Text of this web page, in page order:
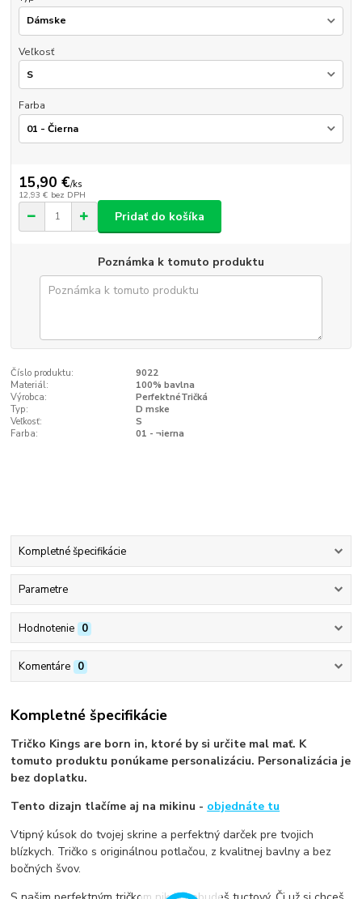
Veľkosť
Farba
15,90 €/ks
12,93 € bez DPH
Pridať do košíka
Poznámka k tomuto produktu
Číslo produktu:
9022
Materiál:
100% bavlna
Výrobca:
PerfektnéTričká
Typ:
D mske
Veľkosť:
S
Farba:
01 - ¬ierna
Kompletné špecifikácie
Parametre
Hodnotenie 0
Komentáre 0
Kompletné špecifikácie
Tričko Kings are born in, ktoré by si určite mal mať. K
tomuto produktu ponúkame personalizáciu. Personalizácia je
bez doplatku.
Tento dizajn tlačíme aj na mikinu - objednáte tu
Vtipný kúsok do tvojej skrine a perfektný darček pre tvojich
blízkych. Tričko s originálnou potlačou, z kvalitnej bavlny a bez
bočných švov.